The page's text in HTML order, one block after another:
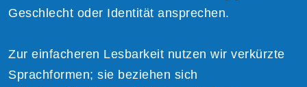
Geschlecht oder Identität ansprechen.
Zur einfacheren Lesbarkeit nutzen wir verkürzte
Sprachformen; sie beziehen sich